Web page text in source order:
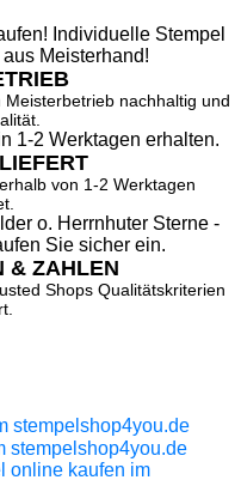
nachhaltig und
von 1-2 Werktagen
& ZAHLEN
Shops Qualitätskriterien